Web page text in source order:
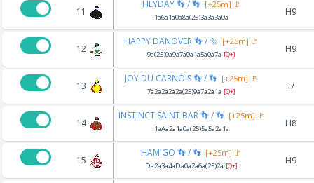
11
HEYDAY 👣 / 👣 [+25m] 🚩
1a6a1a0a8a(25)3a3a3a0a H9
12
HAPPY DANOVER 👣 / 🔩 [+25m] 🚩
9a(25)0a9a7a0a1a5a0a7a [Q+] H9
13
JOY DU CARNOIS 👣 / 👣 [+25m] 🚩
7a2a2a2a2a(25)9a7a2a1a [Q+] F7
14
INSTINCT SAINT BAR 👣 / 👣 [+25m] 🚩
1aAa2a1a0a(25)5a5a2a1a H8
15
HAMIGO 👣 / 👣 [+25m] 🚩
Da2a3a4aDa0a2a6a(25)2a [Q+] H9